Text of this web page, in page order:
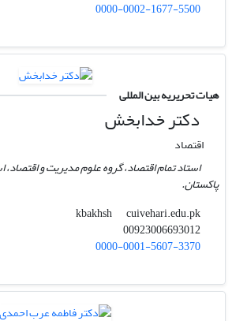
0000-0002-1677-5500
هیات تحریریه بین المللی
دکتر خدابخش
اقتصاد
استاد تمام اقتصاد، گروه علوم مدیریت و اقتصاد،
پاکستان.
kbakhsh
cuivehari.edu.pk
00923006693012
0000-0001-5607-3370